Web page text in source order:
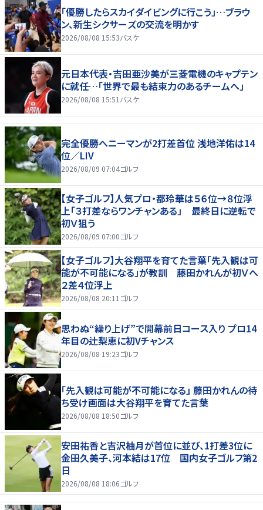
「優勝したらスカイダイビングに行こう」…ブラウ
ン、新生シクサーズの交流を明かす
2026/08/08 15:53バスケ
元日本代表・吉田亜沙美が三菱電機のキャプテン
に就任…「世界で最も結束力のあるチームへ」
2026/08/08 15:51 バスケ
完全優勝へニーマンが2打差首位 浅地洋佑は14
位／LIV
2026/08/09 07:04ゴルフ
【女子ゴルフ】人気プロ・都玲華は５６位→８位浮
上「３打差ならワンチャンある」 最終日に逆転で
初Ｖ狙う
2026/08/09 07:00ゴルフ
【女子ゴルフ】大谷翔平を育てた言葉「先入観は可
能が不可能になる」が教訓 藤田かれんが初Ｖへ
２差４位浮上
2026/08/08 20:11 ゴルフ
思わぬ“繰り上げ”で開幕前日コース入り プロ14
年目の辻梨恵に初Vチャンス
2026/08/08 19:23ゴルフ
「先入観は可能が不可能になる」 藤田かれんの待
ち受け画面は大谷翔平を育てた言葉
2026/08/08 18:50ゴルフ
安田祐香と吉沢柚月が首位に並び、1打差3位に
金田久美子、河本結は17位 国内女子ゴルフ第2
日
2026/08/08 18:06ゴルフ